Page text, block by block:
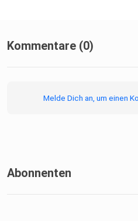
Kommentare (0)
Melde Dich an, um einen
Abonnenten